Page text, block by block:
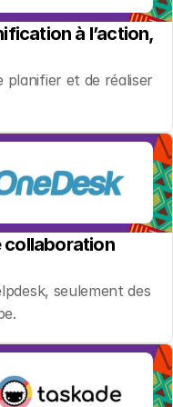
à l’action,
planifier et de réaliser
collaboration
seulement des